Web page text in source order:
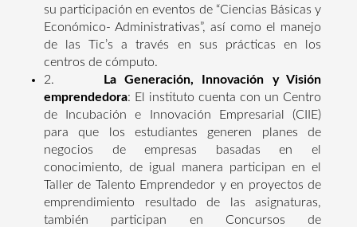
su participación en eventos de “Ciencias Básicas y
Económico- Administrativas”, así como el manejo
de las Tic’s a través en sus prácticas en los
centros de cómputo.
2.
La Generación, Innovación y Visión
emprendedora: El instituto cuenta con un Centro
de Incubación e Innovación Empresarial (CIIE)
para que los estudiantes generen planes de
negocios de empresas basadas en el
conocimiento, de igual manera participan en el
Taller de Talento Emprendedor y en proyectos de
emprendimiento resultado de las asignaturas,
también participan en Concursos de